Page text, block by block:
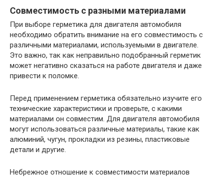
Совместимость с разными материалами
При выборе герметика для двигателя автомобиля
необходимо обратить внимание на его совместимость с
различными материалами, используемыми в двигателе.
Это важно, так как неправильно подобранный герметик
может негативно сказаться на работе двигателя и даже
привести к поломке.
Перед применением герметика обязательно изучите его
технические характеристики и проверьте, с какими
материалами он совместим. Для двигателя автомобиля
могут использоваться различные материалы, такие как
алюминий, чугун, прокладки из резины, пластиковые
детали и другие.
Небрежное отношение к совместимости материалов